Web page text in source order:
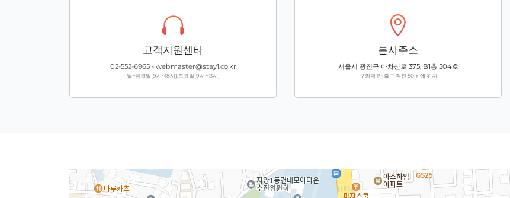
고객지원센타
02-552-6965- webmaster@stay1.co.kr
월~금요일(9시~18시),토요일(9시~13시)
본사주소
서울시 광진구 아차산로 375, B1층 504호
구의역 1번출구 직진 50m에 위치